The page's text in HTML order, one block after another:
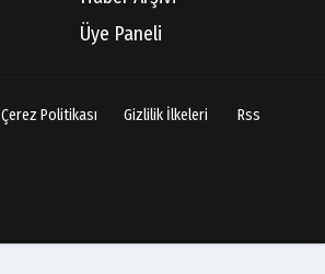
Üye Paneli
Çerez Politikası Gizlilik İlkeleri
Rss